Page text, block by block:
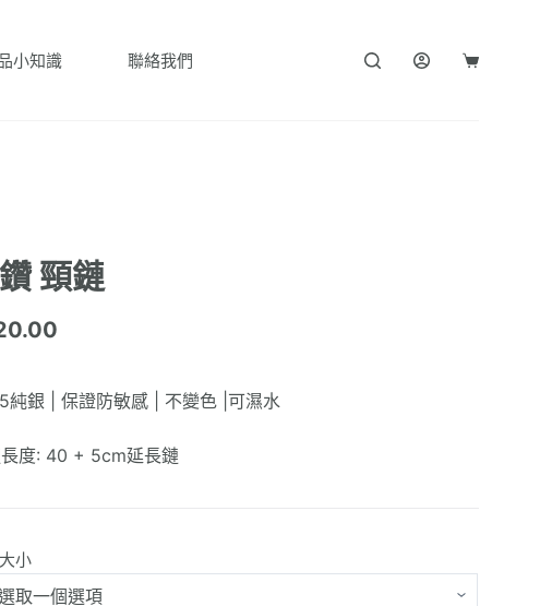
小知識 聯絡我們
購
頸鏈
純銀 | 保證防敏感 | 不變色 |可濕水
度: 40 + 5cm延長鏈
小